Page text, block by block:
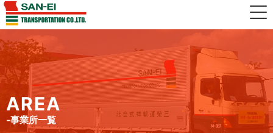
AREA
-事業所一覧